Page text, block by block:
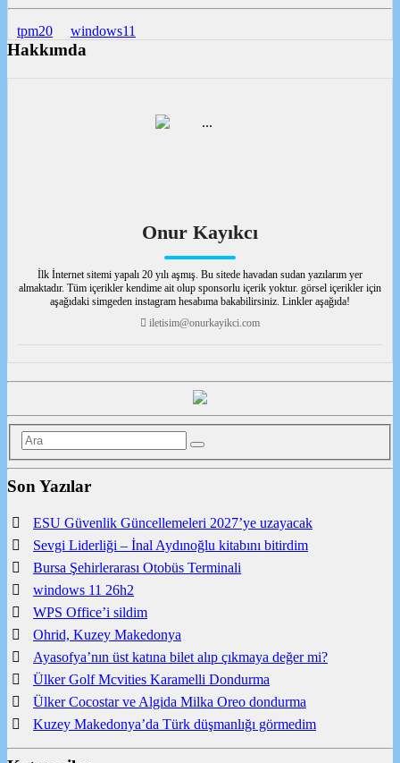
tpm20 windows11
Hakkımda
Onur Kayıkcı
İlk İnternet sitemi yapalı 20 yılı aşmış. Bu sitede havadan sudan yazılarım yer
almaktadır. Tüm içerikler kendime ait olup sponsorlu içerik yoktur. görsel içerikler için
aşağıdaki simgeden instagram hesabıma bakabilirsiniz. Linkler aşağıda!
iletisim@onurkayikci.com
Son Yazılar
ESU Güvenlik Güncellemeleri 2027’ye uzayacak
Sevgi Liderliği – İnal Aydınoğlu kitabını bitirdim
Bursa Şehirlerarası Otobüs Terminali
windows 11 26h2
WPS Office’i sildim
Ohrid, Kuzey Makedonya
Ayasofya’nın üst katına bilet alıp çıkmaya değer mi?
Ülker Golf Mcvities Karamelli Dondurma
Ülker Cocostar ve Algida Milka Oreo dondurma
Kuzey Makedonya’da Türk düşmanlığı görmedim